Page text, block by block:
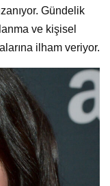
Gündelik
ve kişisel
ilham veriyor.